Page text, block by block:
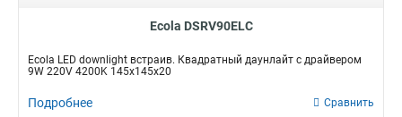
Ecola DSRV90ELC
Ecola LED downlight встраив. Квадратный даунлайт с драйвером
9W 220V 4200K 145x145x20
Подробнее Сравнить